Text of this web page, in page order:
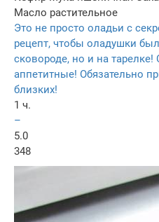
Масло растительное
Это не просто оладьи с
рецепт, чтобы оладушки
сковороде, но и на
аппетитные! Обязательно
близких!
1 ч.
–
5.0
348